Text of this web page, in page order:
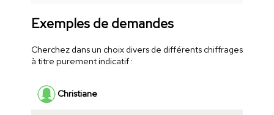
Exemples de demandes
Cherchez dans un choix divers de différents chiffrages
à titre purement indicatif :
Christiane